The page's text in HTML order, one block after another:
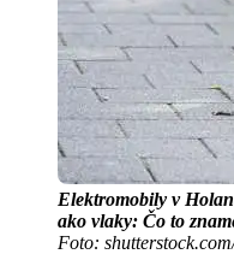
Elektromobily v
ako vlaky: Čo to
Foto: